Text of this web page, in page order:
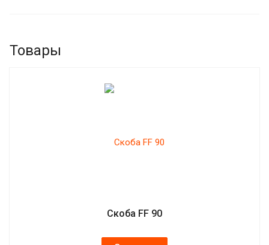
Товары
Скоба FF 90